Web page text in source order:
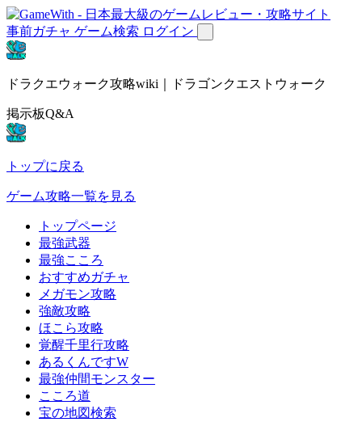
事前ガチャ ゲーム検索 ログイン
ドラクエウォーク攻略wiki｜ドラゴンクエストウォーク
掲示板Q&A
トップに戻る
ゲーム攻略一覧を見る
トップページ
最強武器
最強こころ
おすすめガチャ
メガモン攻略
強敵攻略
ほこら攻略
覚醒千里行攻略
あるくんですW
最強仲間モンスター
こころ道
宝の地図検索